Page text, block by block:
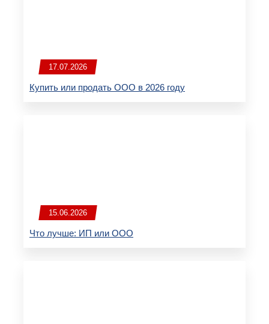
17.07.2026
Купить или продать ООО в 2026 году
15.06.2026
Что лучше: ИП или ООО